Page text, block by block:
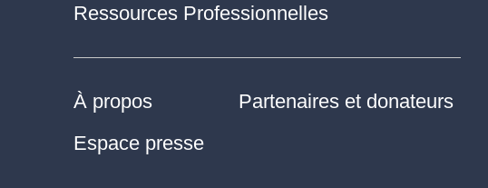
Ressources Professionnelles
À propos
Espace presse
Partenaires et donateurs